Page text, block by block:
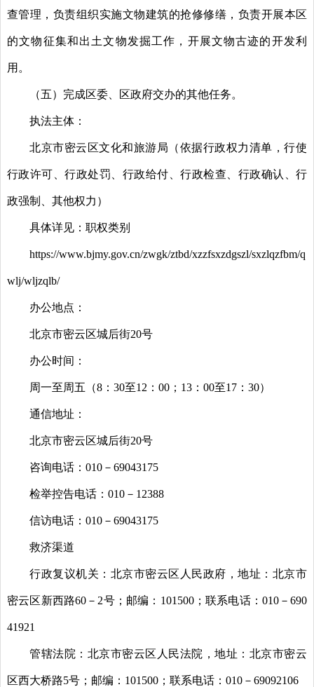
查管理，负责组织实施文物建筑的抢修修缮，负责开展本区
的文物征集和出土文物发掘工作，开展文物古迹的开发利
用。
（五）完成区委、区政府交办的其他任务。
执法主体：
北京市密云区文化和旅游局（依据行政权力清单，行使
行政许可、行政处罚、行政给付、行政检查、行政确认、行
政强制、其他权力）
具体详见：职权类别
https://www.bjmy.gov.cn/zwgk/ztbd/xzzfsxzdgszl/sxzlqzfbm/q
wlj/wljzqlb/
办公地点：
北京市密云区城后街20号
办公时间：
周一至周五（8：30至12：00；13：00至17：30）
通信地址：
北京市密云区城后街20号
咨询电话：010－69043175
检举控告电话：010－12388
信访电话：010－69043175
救济渠道
行政复议机关：北京市密云区人民政府，地址：北京市
密云区新西路60－2号；邮编：101500；联系电话：010－690
41921
管辖法院：北京市密云区人民法院，地址：北京市密云
区西大桥路5号；邮编：101500；联系电话：010－69092106